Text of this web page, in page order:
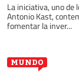
La iniciativa, uno de
Antonio Kast,
fomentar la inver...
MUNDO